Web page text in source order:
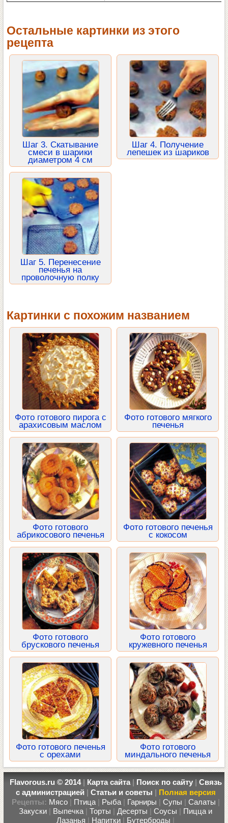
Остальные картинки из этого
рецепта
Шаг 3. Скатывание
смеси в шарики
диаметром 4 см
Шаг 4. Получение
лепешек из шариков
Шаг 5. Перенесение
печенья на
проволочную полку
Картинки с похожим названием
Фото готового пирога с
арахисовым маслом
Фото готового мягкого
печенья
Фото готового
абрикосового печенья
Фото готового печенья
с кокосом
Фото готового
брускового печенья
Фото готового
кружевного печенья
Фото готового печенья
с орехами
Фото готового
миндального печенья
Flavorous.ru © 2014| Карта сайта| Поиск по сайту| Связь
с администрацией| Статьи и советы | Полная версия
Рецепты: Мясо| Птица| Рыба| Гарниры | Супы | Салаты |
Закуски | Выпечка | Торты | Десерты | Соусы | Пицца и
Лазанья | Напитки | Бутерброды |